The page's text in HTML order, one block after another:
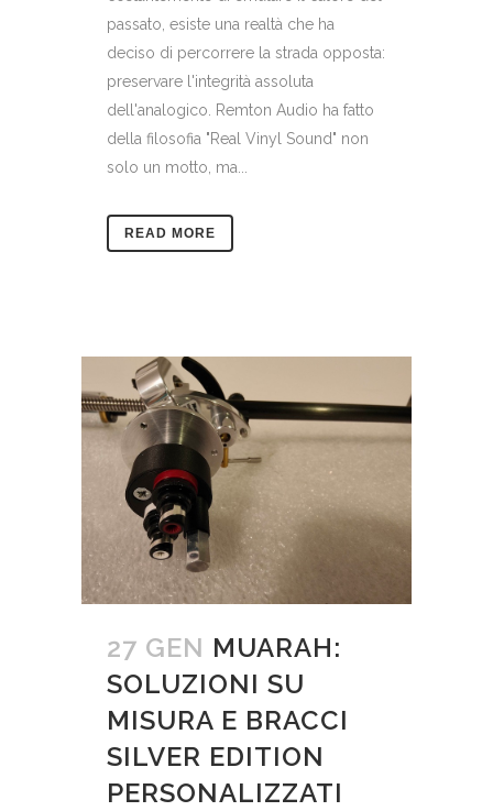
passato, esiste una realtà che ha
deciso di percorrere la strada opposta:
preservare l'integrità assoluta
dell'analogico. Remton Audio ha fatto
della filosofia "Real Vinyl Sound" non
solo un motto, ma...
READ MORE
27 GEN MUARAH:
SOLUZIONI SU
MISURA E BRACCI
SILVER EDITION
PERSONALIZZATI